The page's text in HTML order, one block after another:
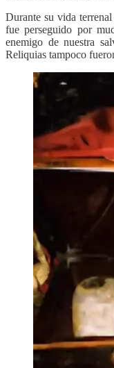
Durante su vida
fue perseguido por
enemigo de nuestra
Reliquias tampoco